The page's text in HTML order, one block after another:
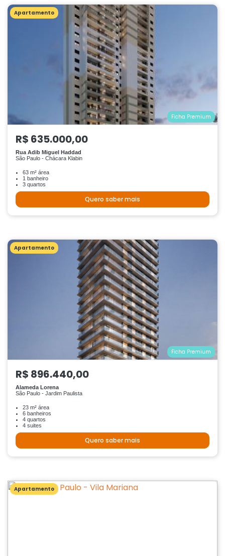
Apartamento
Ficha Premium
R$ 635.000,00
Rua Adib Miguel Haddad
São Paulo - Chácara Klabin
63 m² área
1 banheiro
3 quartos
Quero saber mais
Apartamento
Ficha Premium
R$ 896.440,00
Alameda Lorena
São Paulo - Jardim Paulista
23 m² área
6 banheiros
4 quartos
4 suites
Quero saber mais
Apartamento